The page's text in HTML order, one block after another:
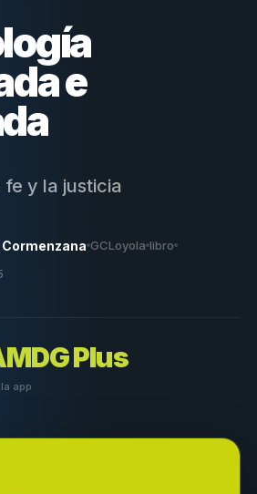
e
y la justicia
GCLoyola libro
Plus
app